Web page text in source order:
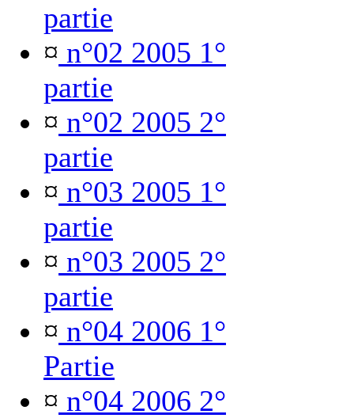
partie
¤ n°02 2005 1°
partie
¤ n°02 2005 2°
partie
¤ n°03 2005 1°
partie
¤ n°03 2005 2°
partie
¤ n°04 2006 1°
Partie
¤ n°04 2006 2°